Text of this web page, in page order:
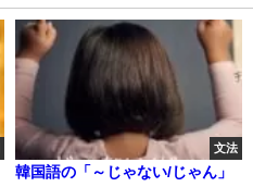
文法
韓国語の「～じゃない/じゃん」